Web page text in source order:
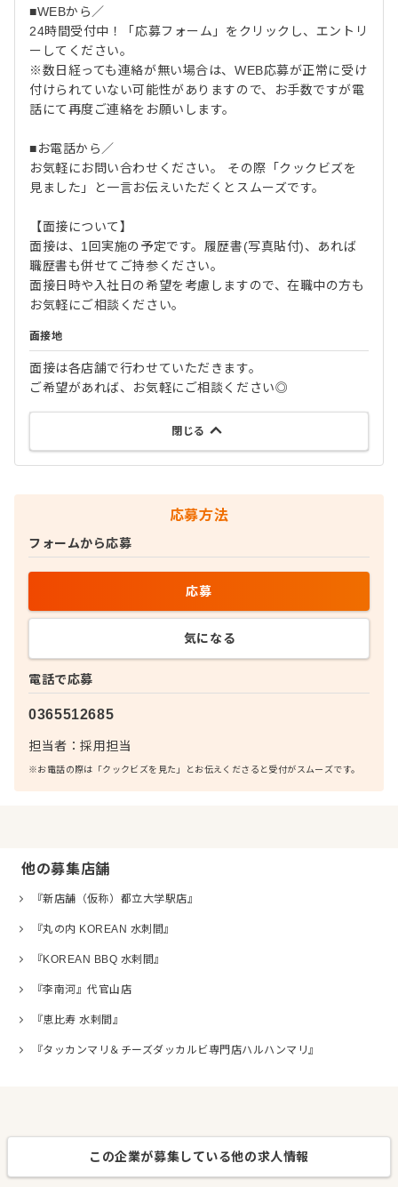
■WEBから／
24時間受付中！「応募フォーム」をクリックし、エントリ
ーしてください。
※数日経っても連絡が無い場合は、WEB応募が正常に受け
付けられていない可能性がありますので、お手数ですが電
話にて再度ご連絡をお願いします。
■お電話から／
お気軽にお問い合わせください。 その際「クックビズを
見ました」と一言お伝えいただくとスムーズです。
【面接について】
面接は、1回実施の予定です。履歴書(写真貼付)、あれば
職歴書も併せてご持参ください。
面接日時や入社日の希望を考慮しますので、在職中の方も
お気軽にご相談ください。
面接地
面接は各店舗で行わせていただきます。
ご希望があれば、お気軽にご相談ください◎
閉じる
応募方法
電話で応募
0365512685
担当者：採用担当
※お電話の際は「クックビズを見た」とお伝えくださると受付がスムーズです。
フォームから応募
応募
気になる
他の募集店舗
『新店舗（仮称）都立大学駅店』
『丸の内 KOREAN 水刺間』
『KOREAN BBQ 水剌間』
『李南河』代官山店
『恵比寿 水剌間』
『タッカンマリ＆チーズダッカルビ専門店ハルハンマリ』
この企業が募集している他の求人情報